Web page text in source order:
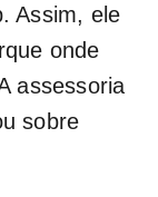
Assim, ele
onde
assessoria
sobre